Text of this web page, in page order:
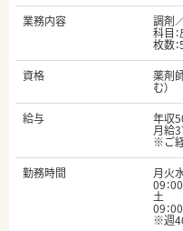
業務内容
調剤
科目
枚数
資格
薬剤
む）
給与
年収
月給
※ご
勤務時間
月火
09：
土
09：
※週